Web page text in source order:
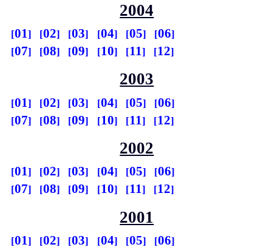
2004
01 02 03 04 05
06
07
08 09 10 11 12
2003
01 02 03 04 05
06
07
08 09 10 11 12
2002
01 02 03 04 05
06
07
08 09 10 11 12
2001
01 02 03 04 05 06